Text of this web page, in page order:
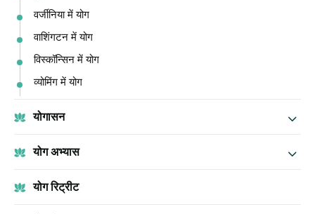
वर्जीनिया में योग
वाशिंगटन में योग
विस्कॉन्सिन में योग
व्योमिंग में योग
योगासन
योग अभ्यास
योग रिट्रीट